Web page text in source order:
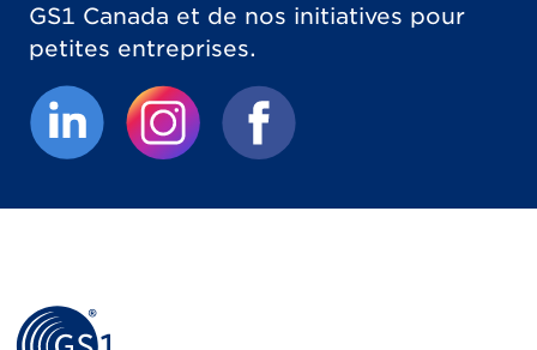
GS1 Canada et de nos initiatives pour
petites entreprises.